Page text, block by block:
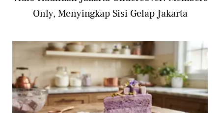
Only, Menyingkap Sisi Gelap Jakarta